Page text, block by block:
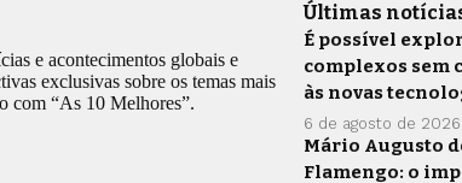
e acontecimentos globais e
exclusivas sobre os temas mais
com “As 10 Melhores”.
Últimas
É possível
complexos sem
às novas
6 de agosto de 2026
Mário Augusto
Flamengo: o